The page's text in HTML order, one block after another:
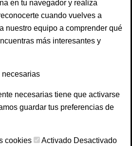
en tu navegador y realiza
cuando vuelves a
nuestro equipo a comprender qué
más interesantes y
necesarias
necesarias tiene que activarse
guardar tus preferencias de
cookies Activado Desactivado